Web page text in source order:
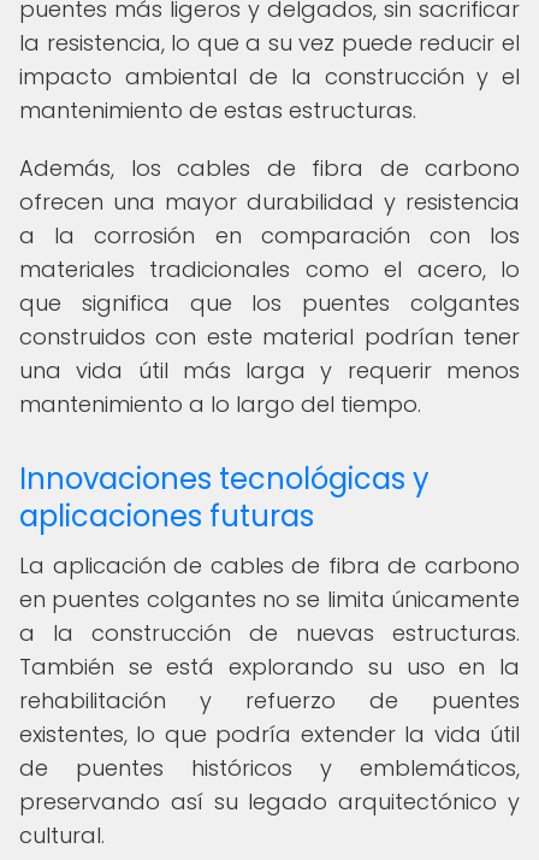
puentes más ligeros y delgados, sin sacrificar
la resistencia, lo que a su vez puede reducir el
impacto ambiental de la construcción y el
mantenimiento de estas estructuras.
Además, los cables de fibra de carbono
ofrecen una mayor durabilidad y resistencia
a la corrosión en comparación con los
materiales tradicionales como el acero, lo
que significa que los puentes colgantes
construidos con este material podrían tener
una vida útil más larga y requerir menos
mantenimiento a lo largo del tiempo.
Innovaciones tecnológicas y
aplicaciones futuras
La aplicación de cables de fibra de carbono
en puentes colgantes no se limita únicamente
a la construcción de nuevas estructuras.
También se está explorando su uso en la
rehabilitación y refuerzo de puentes
existentes, lo que podría extender la vida útil
de puentes históricos y emblemáticos,
preservando así su legado arquitectónico y
cultural.